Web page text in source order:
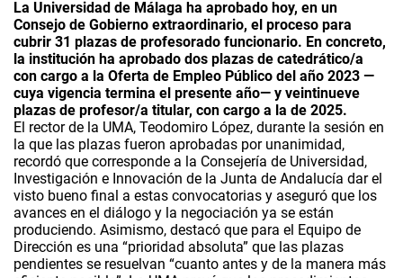
La Universidad de Málaga ha aprobado hoy, en un
Consejo de Gobierno extraordinario, el proceso para
cubrir 31 plazas de profesorado funcionario. En concreto,
la institución ha aprobado dos plazas de catedrático/a
con cargo a la Oferta de Empleo Público del año 2023 —
cuya vigencia termina el presente año— y veintinueve
plazas de profesor/a titular, con cargo a la de 2025.
El rector de la UMA, Teodomiro López, durante la sesión en
la que las plazas fueron aprobadas por unanimidad,
recordó que corresponde a la Consejería de Universidad,
Investigación e Innovación de la Junta de Andalucía dar el
visto bueno final a estas convocatorias y aseguró que los
avances en el diálogo y la negociación ya se están
produciendo. Asimismo, destacó que para el Equipo de
Dirección es una “prioridad absoluta” que las plazas
pendientes se resuelvan “cuanto antes y de la manera más